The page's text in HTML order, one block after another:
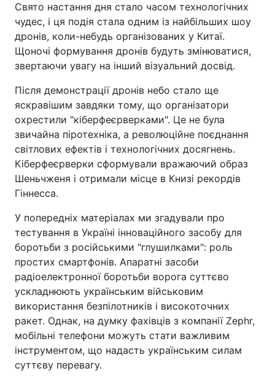
Свято настання дня стало часом технологічних
чудес, і ця подія стала одним із найбільших шоу
дронів, коли-небудь організованих у Китаї.
Щоночі формування дронів будуть змінюватися,
звертаючи увагу на інший візуальний досвід.
Після демонстрації дронів небо стало ще
яскравішим завдяки тому, що організатори
охрестили "кіберфеєрверками". Це не була
звичайна піротехніка, а революційне поєднання
світлових ефектів і технологічних досягнень.
Кіберфеєрверки сформували вражаючий образ
Шеньчженя і отримали місце в Книзі рекордів
Гіннесса.
У попередніх матеріалах ми згадували про
тестування в Україні інноваційного засобу для
боротьби з російськими "глушилками": роль
простих смартфонів. Апаратні засоби
радіоелектронної боротьби ворога суттєво
ускладнюють українським військовим
використання безпілотників і високоточних
ракет. Однак, на думку фахівців з компанії Zephr,
мобільні телефони можуть стати важливим
інструментом, що надасть українським силам
суттєву перевагу.